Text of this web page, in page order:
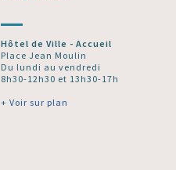
Hôtel de Ville - Accueil
Place Jean Moulin
Du lundi au vendredi
8h30-12h30 et 13h30-17h
+ Voir sur plan